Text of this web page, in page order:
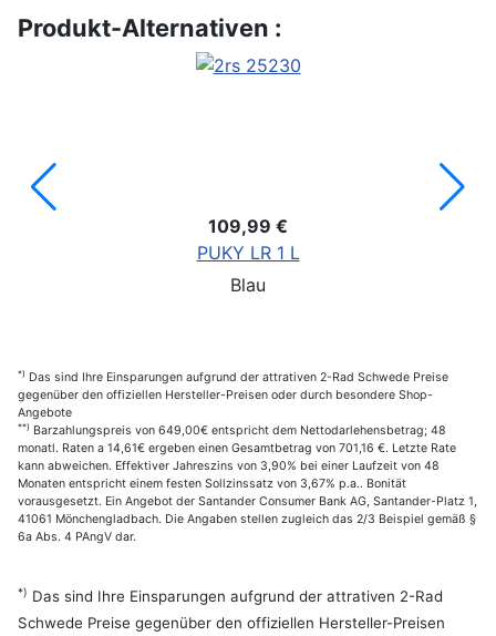
Produkt-Alternativen :
109,99 €
PUKY LR 1 L
Blau
*) Das sind Ihre Einsparungen aufgrund der attrativen 2-Rad Schwede Preise
gegenüber den offiziellen Hersteller-Preisen oder durch besondere Shop-
Angebote
**) Barzahlungspreis von 649,00€ entspricht dem Nettodarlehensbetrag; 48
monatl. Raten a 14,61€ ergeben einen Gesamtbetrag von 701,16 €. Letzte Rate
kann abweichen. Effektiver Jahreszins von 3,90% bei einer Laufzeit von 48
Monaten entspricht einem festen Sollzinssatz von 3,67% p.a.. Bonität
vorausgesetzt. Ein Angebot der Santander Consumer Bank AG, Santander-Platz 1,
41061 Mönchengladbach. Die Angaben stellen zugleich das 2/3 Beispiel gemäß §
6a Abs. 4 PAngV dar.
*) Das sind Ihre Einsparungen aufgrund der attrativen 2-Rad
Schwede Preise gegenüber den offiziellen Hersteller-Preisen